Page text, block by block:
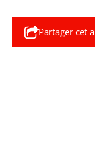
Partager cet